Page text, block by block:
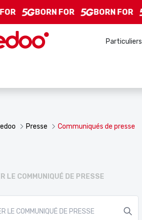
BORN FOR BORN FOR
Particuliers
Presse Communiqués de presse
LE COMMUNIQUÉ DE PRESSE